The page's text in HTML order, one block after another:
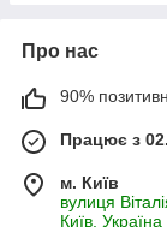
Про нас
90%
Працює з
м. Київ
вулиця
Київ, Україна